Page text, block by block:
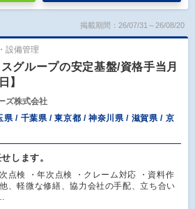
掲載期間：26/07/31～26/08/20
設備管理
グループの安定基盤/資格手当月
】
ズ株式会社
県 / 千葉県 / 東京都 / 神奈川県 / 滋賀県 / 京
します。
点検 ・年次点検 ・クレーム対応 ・資料作
、軽微な修繕、協力会社の手配、立ち合い